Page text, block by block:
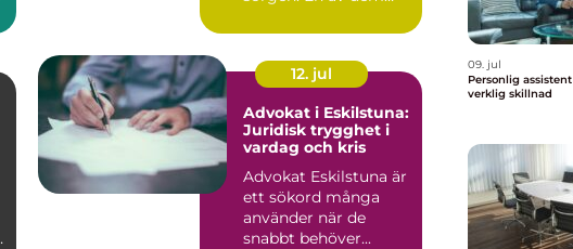
Begra...
12. jul
Advokat i Eskilstuna:
Juridisk trygghet i
vardag och kris
Advokat Eskilstuna är
ett sökord många
använder när de
snabbt behöver...
09. jul
Personlig assistent ett yrke som gör
verklig skillnad